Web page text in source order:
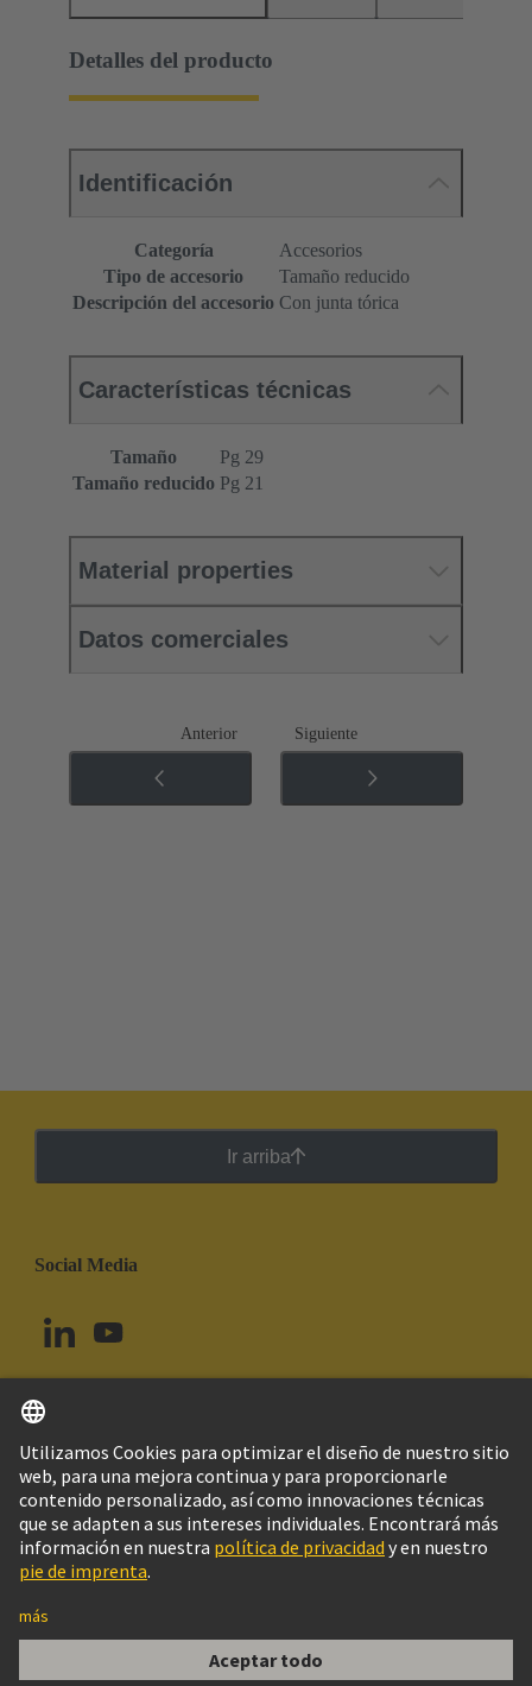
Detalles del producto
Identificación
Categoría
Accesorios
Tipo de accesorio
Tamaño reducido
Descripción del accesorio Con junta tórica
Características técnicas
Tamaño
Pg 29
Tamaño reducido Pg 21
Material properties
Datos comerciales
Anterior Siguiente
Ir arriba
Social Media
Uruguay Español
© Grupo Tecnológico HARTING
Configuración de cookies